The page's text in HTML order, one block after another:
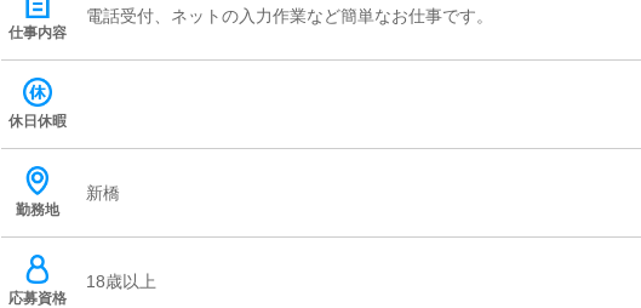
仕事内容
電話受付、ネットの入力作業など簡単なお仕事です。
休日休暇
勤務地
新橋
応募資格
18歳以上